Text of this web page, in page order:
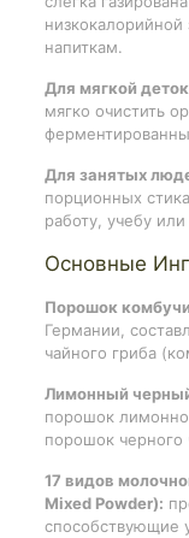
напиткам.
Для мягкой
мягко очистить
Для занятых
порционных
работу, учебу
Основные
Порошок
Германии,
чайного гриба
Лимонный
порошок
порошок черного
17 видов
Mixed Powder):
способствующие